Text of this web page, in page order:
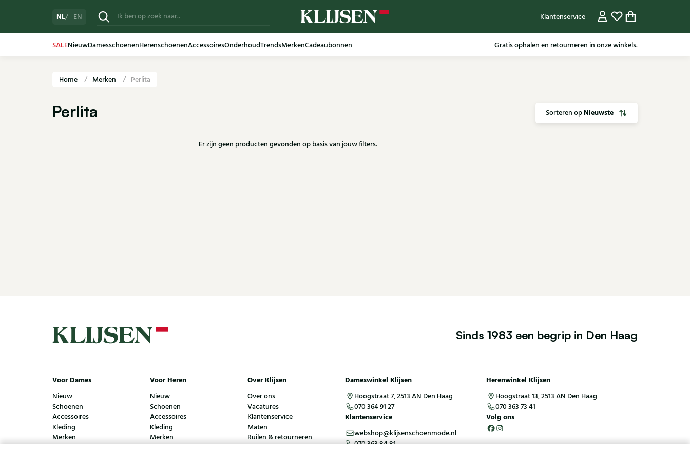
NL EN Klantenservice
SALENieuwDamesschoenenHerenschoenenAccessoiresOnderhoudTrendsMerkenCadeaubonnen Gratis ophalen en retourneren in onze winkels.
Home Merken Perlita
Perlita Sorteren opNieuwste
Er zijn geen producten gevonden op basis van jouw filters.
Sinds 1983 een begrip in Den Haag
Voor Dames
Nieuw
Schoenen
Accessoires
Kleding
Merken
Voor Heren
Nieuw
Schoenen
Accessoires
Kleding
Merken
Over Klijsen
Over ons
Vacatures
Klantenservice
Maten
Ruilen & retourneren
Dameswinkel Klijsen
Hoogstraat 7, 2513 AN Den Haag
070 364 91 27
Herenwinkel Klijsen
Hoogstraat 13, 2513 AN Den Haag
070 363 73 41
Klantenservice
webshop@klijsenschoenmode.nl
070 363 84 81
Volg ons